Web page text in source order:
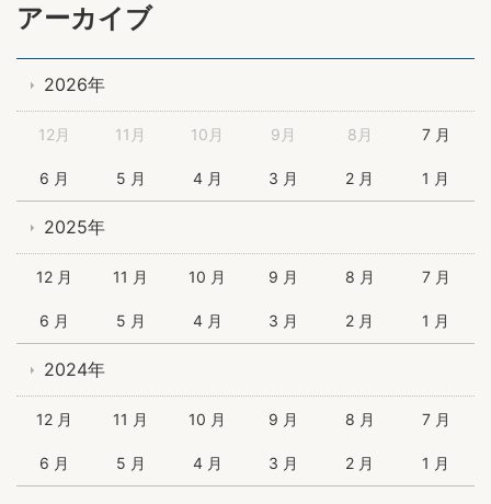
アーカイブ
2026年
12月 11月 10月 9月 8月 7 月
6 月 5 月 4 月 3 月 2 月 1 月
2025年
12 月 11 月 10 月 9 月 8 月 7 月
6 月 5 月 4 月 3 月 2 月 1 月
2024年
12 月 11 月 10 月 9 月 8 月 7 月
6 月 5 月 4 月 3 月 2 月 1 月